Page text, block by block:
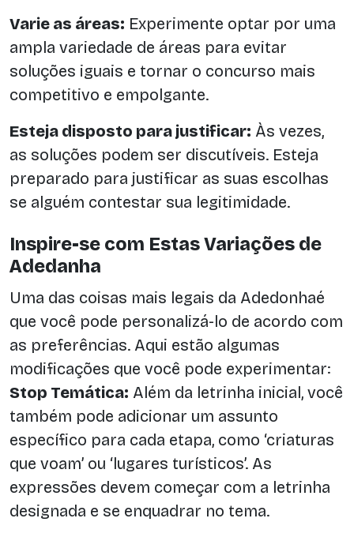
Varie as áreas: Experimente optar por uma
ampla variedade de áreas para evitar
soluções iguais e tornar o concurso mais
competitivo e empolgante.
Esteja disposto para justificar: Às vezes,
as soluções podem ser discutíveis. Esteja
preparado para justificar as suas escolhas
se alguém contestar sua legitimidade.
Inspire-se com Estas Variações de
Adedanha
Uma das coisas mais legais da Adedonhaé
que você pode personalizá-lo de acordo com
as preferências. Aqui estão algumas
modificações que você pode experimentar:
Stop Temática: Além da letrinha inicial, você
também pode adicionar um assunto
específico para cada etapa, como ‘criaturas
que voam’ ou ‘lugares turísticos’. As
expressões devem começar com a letrinha
designada e se enquadrar no tema.